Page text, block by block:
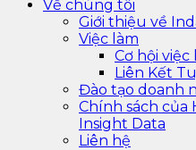
Về chúng tôi
Giới thiệu về
Việc làm
Cơ hội việc
Liên Kết
Đào tạo doanh
Chính sách của
Insight Data
Liên hệ